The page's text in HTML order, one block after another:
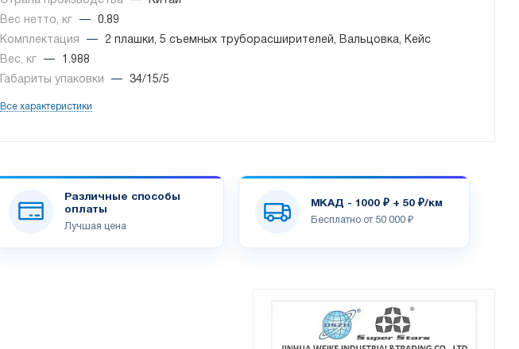
Вес нетто, кг
—
0.89
Комплектация
—
2 плашки, 5 съемных труборасширителей, Вальцовка, Кейс
Вес, кг
—
1.988
Габариты упаковки
— 34/15/5
Все характеристики
Различные способы
оплаты
Лучшая цена
МКАД - 1000 ₽ + 50 ₽/км
Бесплатно от 50 000 ₽